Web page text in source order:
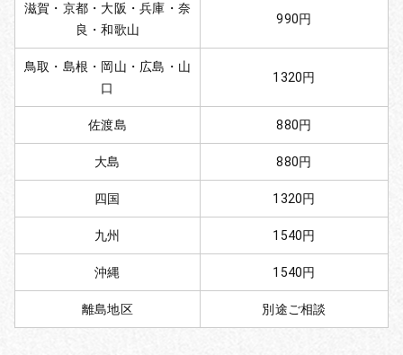
滋賀・京都・大阪・兵庫・奈
良・和歌山
990円
鳥取・島根・岡山・広島・山
口
1320円
佐渡島 880円
大島 880円
四国 1320円
九州 1540円
沖縄 1540円
離島地区 別途ご相談